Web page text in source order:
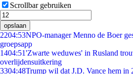
Scrollbar gebruiken
opslaan
2204:53NPO-manager Menno de Boer
groepsapp
1404:51'Zwarte weduwes' in Rusland
overlijdensuitkering
3304:48Trump wil dat J.D. Vance hem in